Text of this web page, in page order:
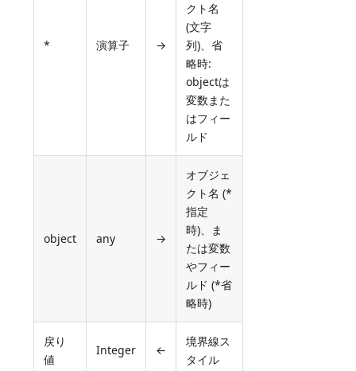
* 演算子 →
クト名
(文字
列)、省
略時:
objectは
変数また
はフィー
ルド
object any →
オブジェ
クト名 (*
指定
時)、ま
たは変数
やフィー
ルド (*省
略時)
戻り
値
Integer ←
境界線ス
タイル